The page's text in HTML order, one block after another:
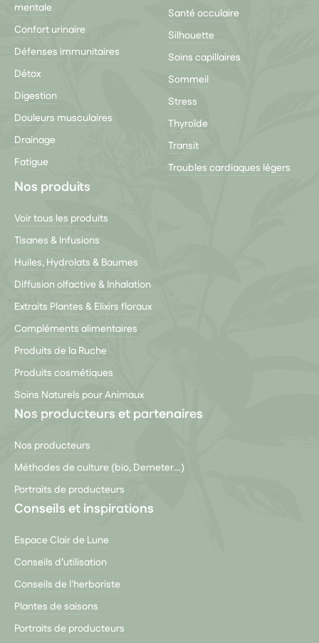
mentale
Confort urinaire
Défenses immunitaires
Détox
Digestion
Douleurs musculaires
Drainage
Fatigue
Santé occulaire
Silhouette
Soins capillaires
Sommeil
Stress
Thyroïde
Transit
Troubles cardiaques légers
Nos produits
Voir tous les produits
Tisanes & Infusions
Huiles, Hydrolats & Baumes
Diffusion olfactive & Inhalation
Extraits Plantes & Elixirs floraux
Compléments alimentaires
Produits de la Ruche
Produits cosmétiques
Soins Naturels pour Animaux
Nos producteurs et partenaires
Nos producteurs
Méthodes de culture (bio, Demeter…)
Portraits de producteurs
Conseils et inspirations
Espace Clair de Lune
Conseils d’utilisation
Conseils de l'herboriste
Plantes de saisons
Portraits de producteurs